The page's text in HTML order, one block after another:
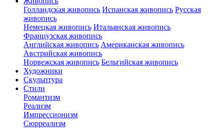
Голландская живопись Испанская живопись Русская
живопись
Немецкая живопись Итальянская живопись
Французская живопись
Английская живопись Американская живопись
Австрийская живопись
Норвежская живопись Бельгийская живопись
Художники
Скульптура
Стили
Романтизм
Реализм
Импрессионизм
Сюрреализм